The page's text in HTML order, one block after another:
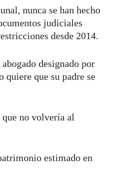
nunca se han hecho
judiciales
desde 2014.
designado por
quiere que su padre se
que no volvería al
estimado en